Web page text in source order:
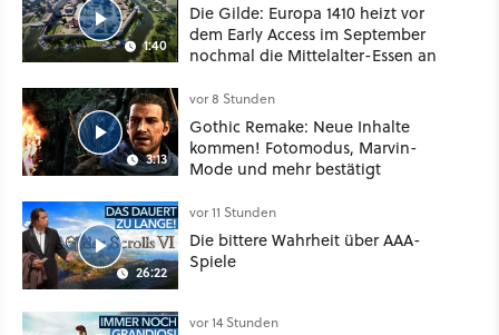
1:40
Die Gilde: Europa 1410 heizt vor
dem Early Access im September
nochmal die Mittelalter-Essen an
3:13
vor 8 Stunden
Gothic Remake: Neue Inhalte
kommen! Fotomodus, Marvin-
Mode und mehr bestätigt
26:22
vor 11 Stunden
Die bittere Wahrheit über AAA-
Spiele
vor 14 Stunden